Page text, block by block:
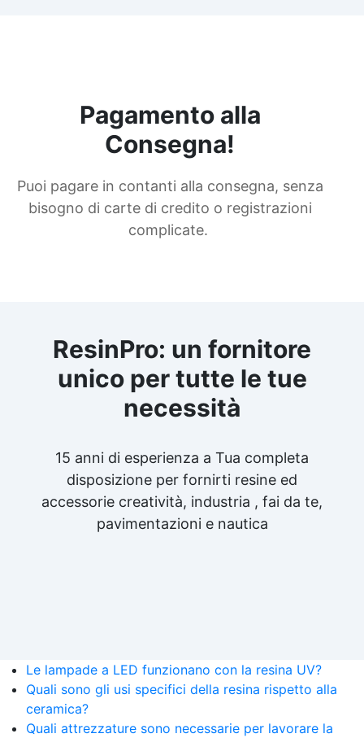
Pagamento alla
Consegna!
Puoi pagare in contanti alla consegna, senza
bisogno di carte di credito o registrazioni
complicate.
ResinPro: un fornitore
unico per tutte le tue
necessità
15 anni di esperienza a Tua completa
disposizione per fornirti resine ed
accessorie creatività, industria , fai da te,
pavimentazioni e nautica
Le lampade a LED funzionano con la resina UV?
Quali sono gli usi specifici della resina rispetto alla
ceramica?
Quali attrezzature sono necessarie per lavorare la